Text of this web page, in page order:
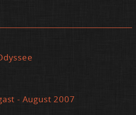
- Au­gust 2007